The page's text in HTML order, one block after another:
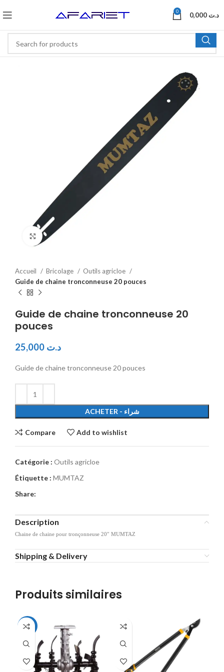
0 د.ت
Click to enlarge
Accueil Bricolage
Outils agricloe
Guide de chaine tronconneuse 20 pouces
Guide de chaine tronconneuse 20
pouces
د.ت
Guide de chaine tronconneuse 20 pouces
ACHETER - شراء
Compare Add to wishlist
Catégorie : Outils agricloe
Étiquette : MUMTAZ
Share:
Description
Chaine de chaine pour tronçonneuse 20″ MUMTAZ
Shipping & Delivery
Produits similaires
-16%